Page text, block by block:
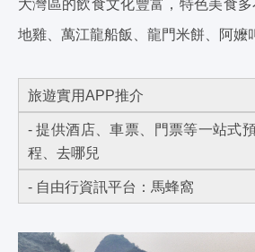
大灣區的飲食文化豐富，特色美食
地雞、萬江龍船飯、龍門米餅、阿嬤
旅遊實用APP推介
- 提供酒店、車票、門票等一站式
程、去哪兒
- 自由行資訊平台：馬蜂窩